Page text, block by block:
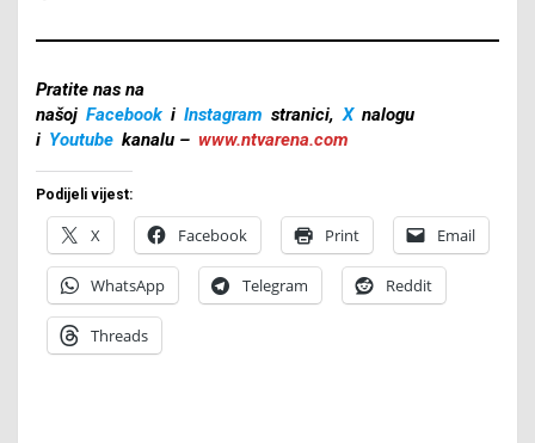
Pratite nas na
našoj Facebook i Instagram stranici, X nalogu
i Youtube kanalu – www.ntvarena.com
Podijeli vijest:
X Facebook Print Email
WhatsApp Telegram Reddit
Threads